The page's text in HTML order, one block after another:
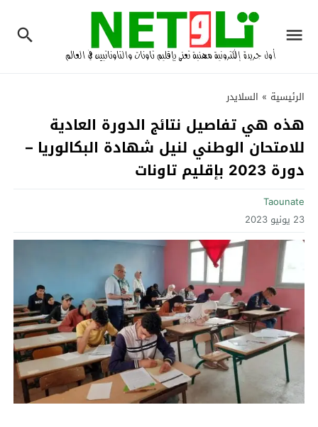
الرئيسية » السلايدر
هذه هي تفاصيل نتائج الدورة العادية
للامتحان الوطني لنيل شهادة البكالوريا –
دورة 2023 بإقليم تاونات
Taounate
23 يونيو 2023